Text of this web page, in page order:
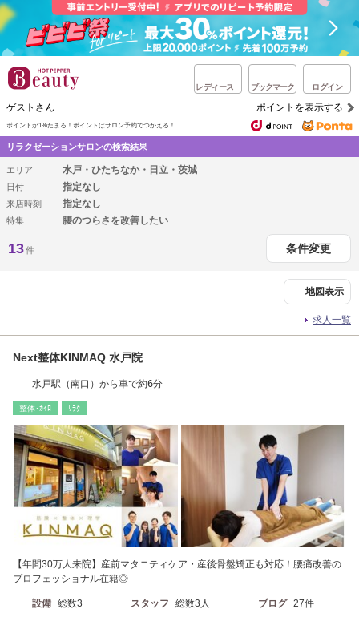
レディース ブックマーク ログイン
ゲストさん ポイントを表示する
ポイントが1%たまる！ ポイントはサロン予約でつかえる！
リラクゼーションサロンの検索結果
エリア 水戸・ひたちなか・日立・茨城
日付 指定なし
来店時刻 指定なし
特集 腰のつらさを改善したい
13件 条件変更
地図表示
求人一覧
Next整体KINMAQ 水戸院
水戸駅（南口）から車で約6分
整体･ｶｲﾛ ﾘﾗｸ
【年間30万人来院】産前マタニティケア・産後骨盤矯正も対応！腰痛改善の
プロフェッショナル在籍◎
設備 総数3 スタッフ 総数3人 ブログ 27件